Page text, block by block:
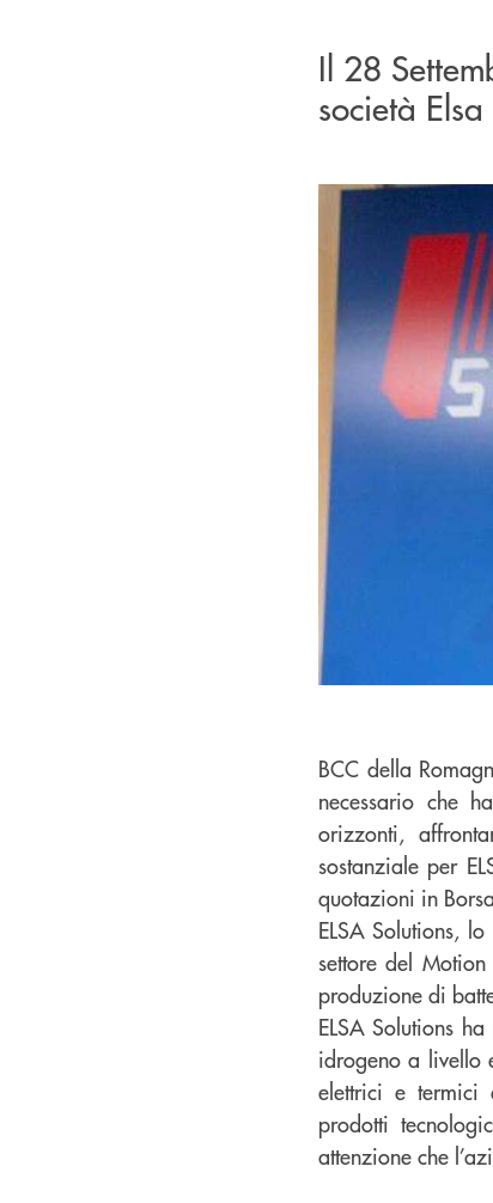
Il 28
società
BCC della
necessario che
orizzonti,
sostanziale per
quotazioni in
ELSA Solutions,
settore del
produzione di
ELSA Solutions
idrogeno a livello
elettrici e termici
prodotti
attenzione che